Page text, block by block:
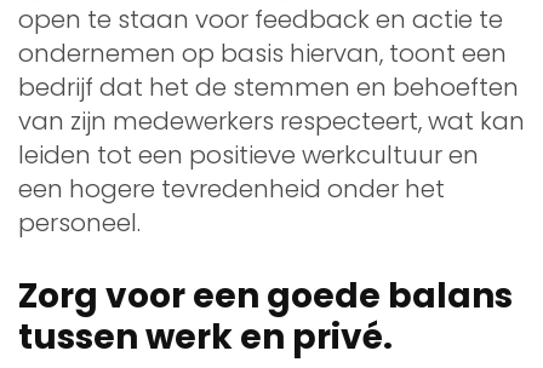
open te staan voor feedback en actie te
ondernemen op basis hiervan, toont een
bedrijf dat het de stemmen en behoeften
van zijn medewerkers respecteert, wat kan
leiden tot een positieve werkcultuur en
een hogere tevredenheid onder het
personeel.
Zorg voor een goede balans
tussen werk en privé.